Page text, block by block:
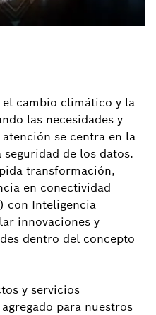
el cambio climático y la
las necesidades y
se centra en la
de los datos.
transformación,
en conectividad
con Inteligencia
innovaciones y
dentro del concepto
y servicios
para nuestros